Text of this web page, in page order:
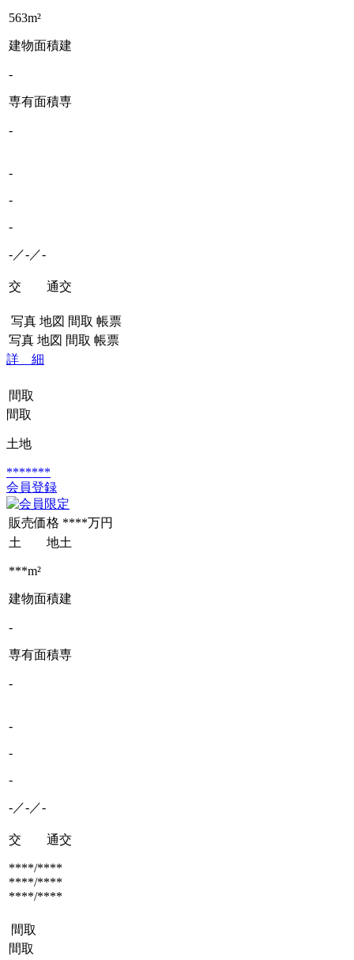
563m²
建物面積建
-
専有面積専
-
-
-
-
-／-／-
交 通交
写真 地図 間取 帳票
写真 地図 間取 帳票
詳 細
間取
間取
土地
*******
会員登録
販売価格 ****万円
土 地土
***m²
建物面積建
-
専有面積専
-
-
-
-
-／-／-
交 通交
****/****
****/****
****/****
間取
間取